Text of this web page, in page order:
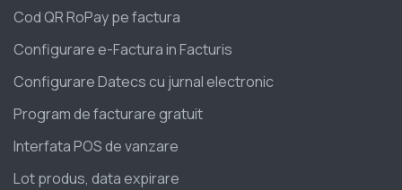
Cod QR RoPay pe factura
Configurare e-Factura in Facturis
Configurare Datecs cu jurnal electronic
Program de facturare gratuit
Interfata POS de vanzare
Lot produs, data expirare